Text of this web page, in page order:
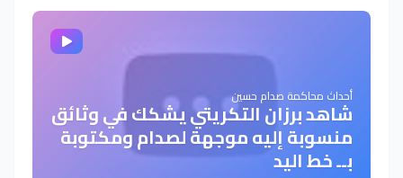
أحداث محاكمة صدام حسين
شاهد برزان التكريتي يشكك في وثائق
منسوبة إليه موجهة لصدام ومكتوبة
بــ خط اليد